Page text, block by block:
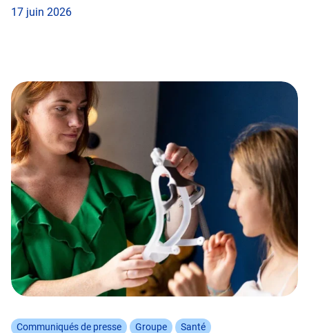
17 juin 2026
Communiqués de presse Groupe Santé